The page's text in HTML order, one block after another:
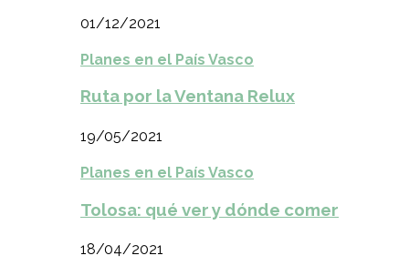
01/12/2021
Planes en el País Vasco
Ruta por la Ventana Relux
19/05/2021
Planes en el País Vasco
Tolosa: qué ver y dónde comer
18/04/2021